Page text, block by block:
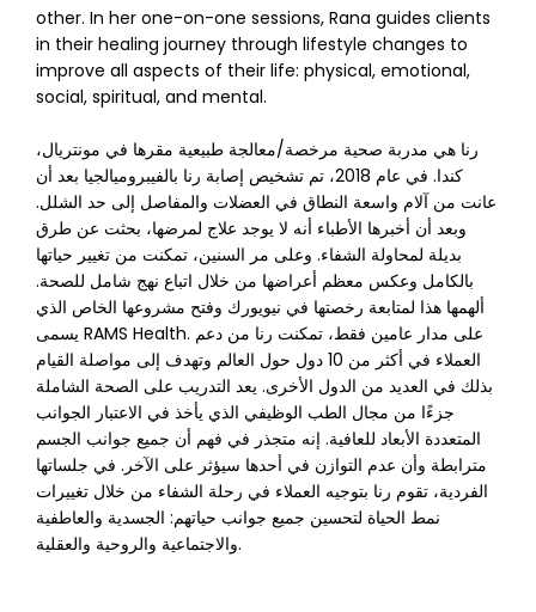
other. In her one-on-one sessions, Rana guides clients
in their healing journey through lifestyle changes to
improve all aspects of their life: physical, emotional,
social, spiritual, and mental.
رنا هي مدربة صحية مرخصة/معالجة طبيعية مقرها في مونتريال،
كندا. في عام 2018، تم تشخيص إصابة رنا بالفيبروميالجيا بعد أن
عانت من آلام واسعة النطاق في العضلات والمفاصل إلى حد الشلل.
وبعد أن أخبرها الأطباء أنه لا يوجد علاج لمرضها، بحثت عن طرق
بديلة لمحاولة الشفاء. وعلى مر السنين، تمكنت من تغيير حياتها
بالكامل وعكس معظم أعراضها من خلال اتباع نهج شامل للصحة.
ألهمها هذا لمتابعة رخصتها في نيويورك وفتح مشروعها الخاص الذي
يسمى RAMS Health. على مدار عامين فقط، تمكنت رنا من دعم
العملاء في أكثر من 10 دول حول العالم وتهدف إلى مواصلة القيام
بذلك في العديد من الدول الأخرى. يعد التدريب على الصحة الشاملة
جزءًا من مجال الطب الوظيفي الذي يأخذ في الاعتبار الجوانب
المتعددة الأبعاد للعافية. إنه متجذر في فهم أن جميع جوانب الجسم
مترابطة وأن عدم التوازن في أحدها سيؤثر على الآخر. في جلساتها
الفردية، تقوم رنا بتوجيه العملاء في رحلة الشفاء من خلال تغييرات
نمط الحياة لتحسين جميع جوانب حياتهم: الجسدية والعاطفية
والاجتماعية والروحية والعقلية.